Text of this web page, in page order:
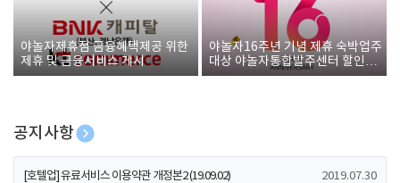
야놀자제휴점 금융혜택제공 위한
제휴 및 금융서비스 게시
야놀자16주년 기념 제휴 숙박업주
대상 야놀자통합발주센터 할인쿠
폰 증정
공지사항
[호텔업] 개인정보 처리방침 개정본1 (19.09.02)
[호텔업] 유료서비스 이용약관 개정본2 (19.09.02) 2019.07.30